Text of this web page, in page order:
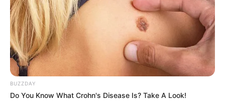
(foto: reddit/pretentiouspygmy)
BUZZDAY
Do You Know What Crohn's Disease Is? Take A Look!